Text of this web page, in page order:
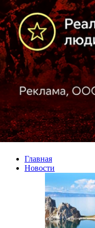
Главная
Новости